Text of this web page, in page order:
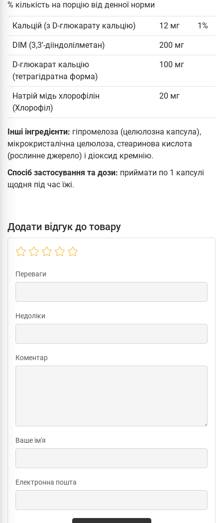
% кількість на порцію від денної норми
Кальцій (з D-глюкарату кальцію) 12 мг 1%
DIM (3,3'-дііндолілметан) 200 мг
D-глюкарат кальцію
(тетрагідратна форма)
100 мг
Натрій мідь хлорофілін
(Хлорофіл)
20 мг
Інші інгредієнти: гіпромелоза (целюлозна капсула),
мікрокристалічна целюлоза, стеаринова кислота
(рослинне джерело) і діоксид кремнію.
Спосіб застосування та дози: приймати по 1 капсулі
щодня під час їжі.
Додати відгук до товару
Переваги
Недоліки
Коментар
Ваше ім'я
Електронна пошта